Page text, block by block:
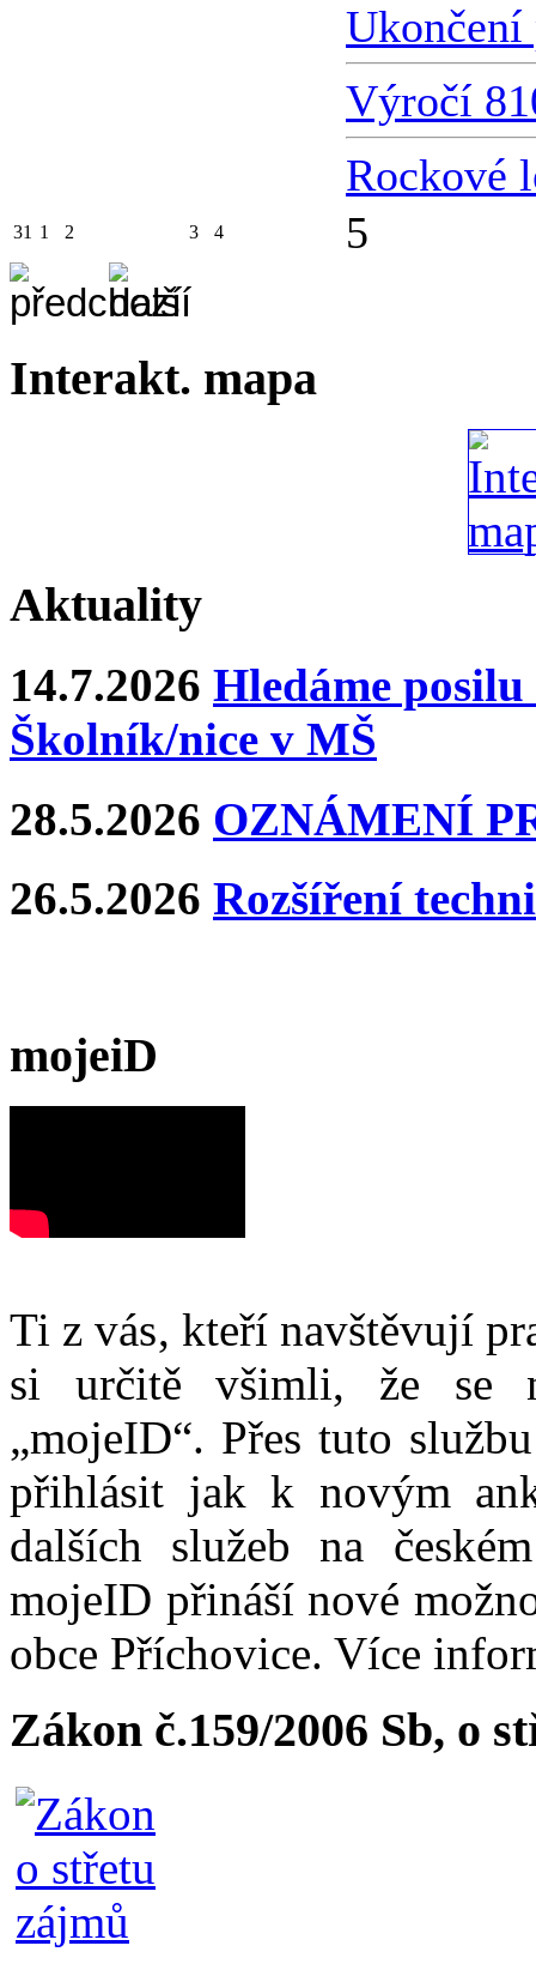
Ukončení
Výročí
Rockové
31 1 2 3 4 5
Interakt. mapa
Aktuality
14.7.2026 Hledáme
Školník/nice v MŠ
28.5.2026 OZNÁMENÍ
26.5.2026 Rozšíření
mojeiD
Ti z vás, kteří navštěvují
si určitě všimli, že se
„mojeID“. Přes tuto
přihlásit jak k novým
dalších služeb na
mojeID přináší nové
obce Příchovice. Více
Zákon č.159/2006 Sb, o